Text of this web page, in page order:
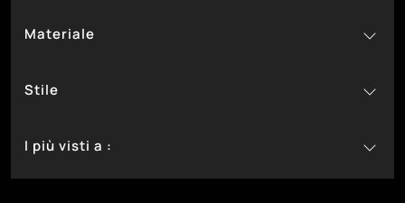
Materiale
In Ecopelle 3
In Laccato 16
In Laminato
Stile
Design 40
Moderni
I più visti a :
Bassano Del Grappa